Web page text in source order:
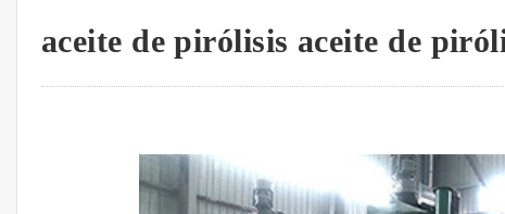
aceite de pirólisis aceite de